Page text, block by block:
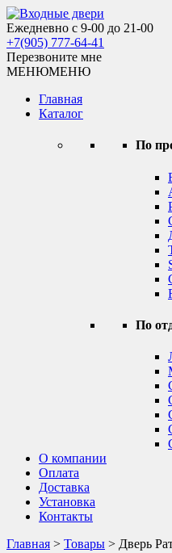
Skip
to
content
Входные двери
Ежедневно с 9-00 до 21-00
+7(905) 777-64-41
Перезвоните мне
МЕНЮМЕНЮ
Главная
Каталог
По
По
О компании
Оплата
Доставка
Установка
Контакты
Главная > Товары > Дверь